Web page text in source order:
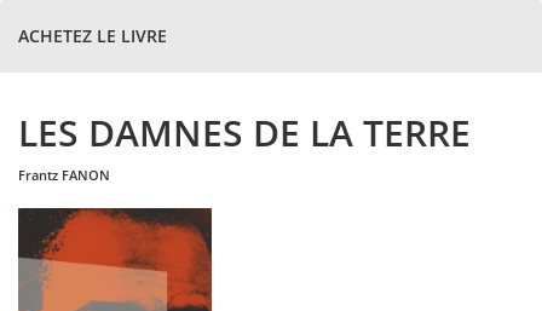
ACHETEZ LE LIVRE
LES DAMNES DE LA TERRE
frantz FANON